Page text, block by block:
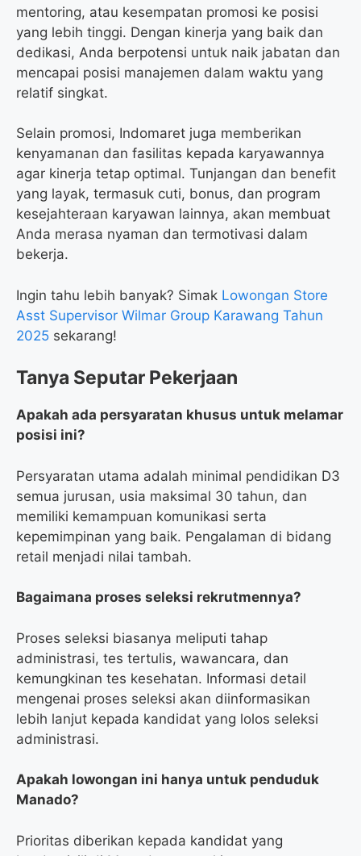
mentoring, atau kesempatan promosi ke posisi
yang lebih tinggi. Dengan kinerja yang baik dan
dedikasi, Anda berpotensi untuk naik jabatan dan
mencapai posisi manajemen dalam waktu yang
relatif singkat.
Selain promosi, Indomaret juga memberikan
kenyamanan dan fasilitas kepada karyawannya
agar kinerja tetap optimal. Tunjangan dan benefit
yang layak, termasuk cuti, bonus, dan program
kesejahteraan karyawan lainnya, akan membuat
Anda merasa nyaman dan termotivasi dalam
bekerja.
Ingin tahu lebih banyak? Simak Lowongan Store
Asst Supervisor Wilmar Group Karawang Tahun
2025 sekarang!
Tanya Seputar Pekerjaan
Apakah ada persyaratan khusus untuk melamar
posisi ini?
Persyaratan utama adalah minimal pendidikan D3
semua jurusan, usia maksimal 30 tahun, dan
memiliki kemampuan komunikasi serta
kepemimpinan yang baik. Pengalaman di bidang
retail menjadi nilai tambah.
Bagaimana proses seleksi rekrutmennya?
Proses seleksi biasanya meliputi tahap
administrasi, tes tertulis, wawancara, dan
kemungkinan tes kesehatan. Informasi detail
mengenai proses seleksi akan diinformasikan
lebih lanjut kepada kandidat yang lolos seleksi
administrasi.
Apakah lowongan ini hanya untuk penduduk
Manado?
Prioritas diberikan kepada kandidat yang